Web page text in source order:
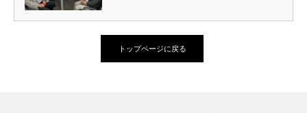
トップページに戻る